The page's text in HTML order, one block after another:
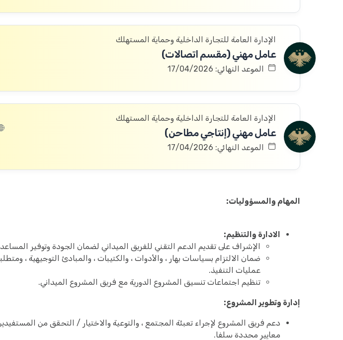
الإدارة العامة للتجارة الداخلية وحماية المستهلك
عامل مهني (مقسم اتصالات)
الموعد النهائي: 17/04/2026
الإدارة العامة للتجارة الداخلية وحماية المستهلك
عامل مهني (إنتاجي مطاحن)
الموعد النهائي: 17/04/2026
المهام والمسؤوليات:
الادارة والتنظيم:
الإشراف على تقديم الدعم التقني للفريق الميداني لضمان الجودة وتوفير
ضمان الالتزام بسياسات بهار ، والأدوات ، والكتيبات ، والمبادئ التوجيهية ،
عمليات التنفيذ.
تنظيم اجتماعات تنسيق المشروع الدورية مع فريق المشروع الميداني.
إدارة وتطوير المشروع:
دعم فريق المشروع لإجراء تعبئة المجتمع ، والتوعية والاختيار / التحقق من
معايير محددة سلفا.